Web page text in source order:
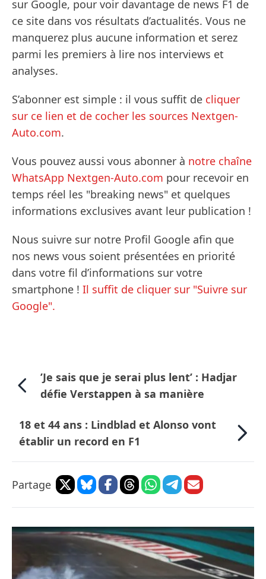
sur Google, pour voir davantage de news F1 de
ce site dans vos résultats d’actualités. Vous ne
manquerez plus aucune information et serez
parmi les premiers à lire nos interviews et
analyses.
S’abonner est simple : il vous suffit de cliquer
sur ce lien et de cocher les sources Nextgen-
Auto.com.
Vous pouvez aussi vous abonner à notre chaîne
WhatsApp Nextgen-Auto.com pour recevoir en
temps réel les "breaking news" et quelques
informations exclusives avant leur publication !
Nous suivre sur notre Profil Google afin que
nos news vous soient présentées en priorité
dans votre fil d’informations sur votre
smartphone ! Il suffit de cliquer sur "Suivre sur
Google".
’Je sais que je serai plus lent’ : Hadjar
défie Verstappen à sa manière
18 et 44 ans : Lindblad et Alonso vont
établir un record en F1
Partage